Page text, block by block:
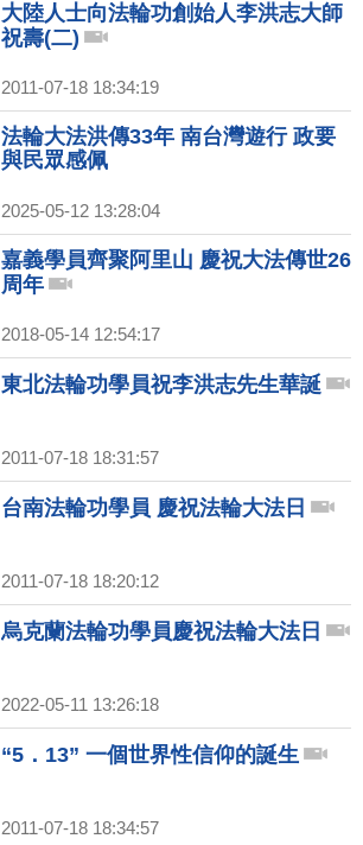
大陸人士向法輪功創始人李洪志大師
祝壽(二)
2011-07-18 18:34:19
法輪大法洪傳33年 南台灣遊行 政要
與民眾感佩
2025-05-12 13:28:04
嘉義學員齊聚阿里山 慶祝大法傳世26
周年
2018-05-14 12:54:17
東北法輪功學員祝李洪志先生華誕
2011-07-18 18:31:57
台南法輪功學員 慶祝法輪大法日
2011-07-18 18:20:12
烏克蘭法輪功學員慶祝法輪大法日
2022-05-11 13:26:18
“5．13” 一個世界性信仰的誕生
2011-07-18 18:34:57